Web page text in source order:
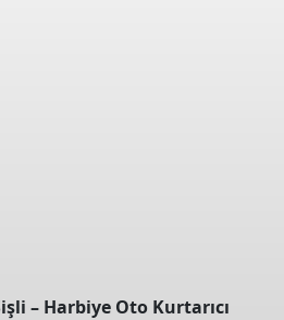
– Harbiye Oto Kurtarıcı